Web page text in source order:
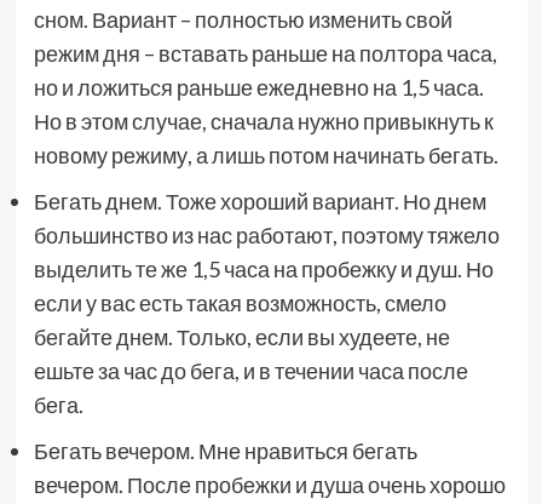
сном. Вариант – полностью изменить свой
режим дня – вставать раньше на полтора часа,
но и ложиться раньше ежедневно на 1,5 часа.
Но в этом случае, сначала нужно привыкнуть к
новому режиму, а лишь потом начинать бегать.
Бегать днем. Тоже хороший вариант. Но днем
большинство из нас работают, поэтому тяжело
выделить те же 1,5 часа на пробежку и душ. Но
если у вас есть такая возможность, смело
бегайте днем. Только, если вы худеете, не
ешьте за час до бега, и в течении часа после
бега.
Бегать вечером. Мне нравиться бегать
вечером. После пробежки и душа очень хорошо